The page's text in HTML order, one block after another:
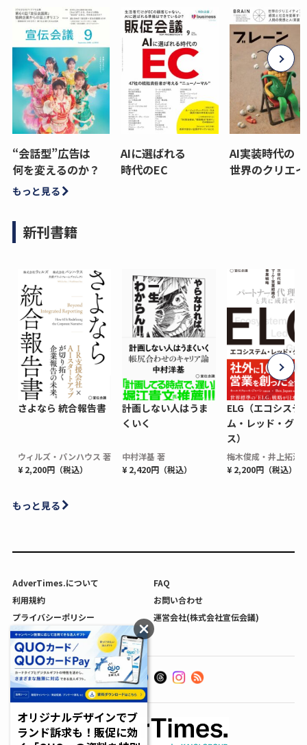
“会話型”広告は
何を変えるのか？
AIに選ばれる
時代のEC
AI実装時代の
世界のクリエ
もっと見る
新刊書籍
さよなら 統合報告書
ウィルズ・パンハウス 著
¥ 2,200円（税込）
計画しない人はうま
くいく
中村洋基 著
¥ 2,420円（税込）
ELG（エコシステ
ム・レッド・グロ
ス）
梅木俊成・井上拓海
¥ 2,200円（税込）
もっと見る
AdverTimes.について
FAQ
利用規約
お問い合わせ
プライバシーポリシー
運営会社(株式会社宣伝会議)
利用者情報の外部送信について
オリジナルデザインでブ
ランド訴求も！販促に効